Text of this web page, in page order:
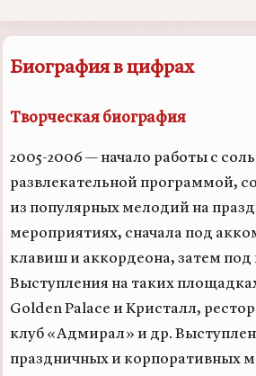
Биография в цифрах
Творческая биография
2005-2006 — начало работы с
развлекательной программой,
из популярных мелодий на
мероприятиях, сначала под
клавиш и аккордеона, затем под
Выступления на таких
Golden Palace и Кристалл,
клуб «Адмирал» и др.
праздничных и корпоративных